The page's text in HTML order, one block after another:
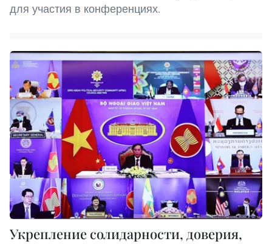
для участия в конференциях.
Укрепление солидарности, доверия,